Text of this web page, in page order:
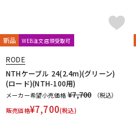
新品 WEB注文店頭受取可
RODE
NTHケーブル 24(2.4m)(グリーン)
(ロード)(NTH-100用)
メーカー希望小売価格 ¥7,700
（税込）
販売価格¥7,700(税込)